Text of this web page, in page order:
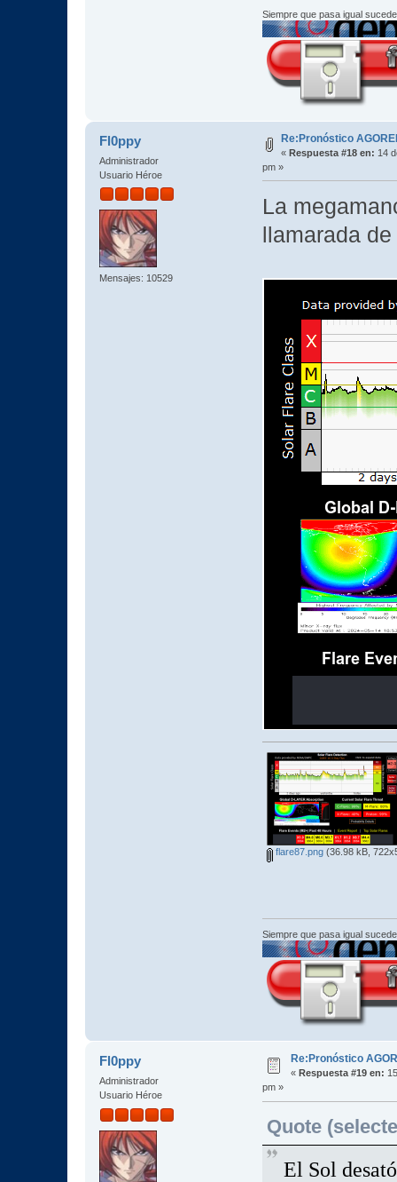
Siempre que pasa igual
Fl0ppy
Administrador
Usuario Héroe
Mensajes: 10529
Re:Pronóstico
« Respuesta #18 en: 14
pm »
La
llamarada
flare87.png(36.98 kB,
Siempre que pasa igual
Fl0ppy
Administrador
Usuario Héroe
Re:Pronóstico
« Respuesta #19 en:
pm »
Quote
El Sol